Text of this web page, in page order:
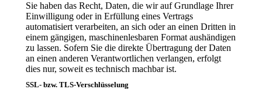
Sie haben das Recht, Daten, die wir auf Grundlage Ihrer
Einwilligung oder in Erfüllung eines Vertrags
automatisiert verarbeiten, an sich oder an einen Dritten in
einem gängigen, maschinenlesbaren Format aushändigen
zu lassen. Sofern Sie die direkte Übertragung der Daten
an einen anderen Verantwortlichen verlangen, erfolgt
dies nur, soweit es technisch machbar ist.
SSL- bzw. TLS-Verschlüsselung